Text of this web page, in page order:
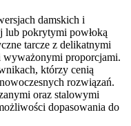
damskich i
lub pokrytymi powłoką
tarcze z delikatnymi
wyważonymi proporcjami.
którzy cenią
rozwiązań.
oraz stalowymi
dopasowania do